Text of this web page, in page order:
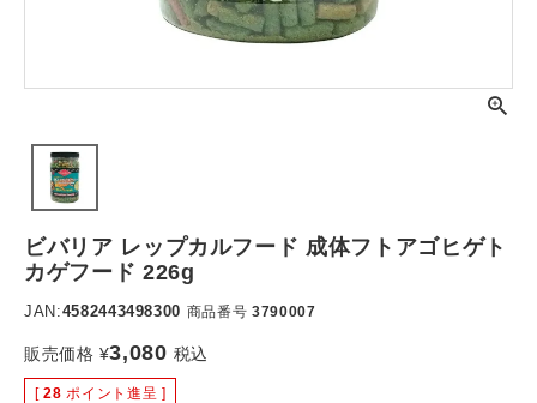
ビバリア レップカルフード 成体フトアゴヒゲト
カゲフード 226g
JAN:4582443498300 商品番号 3790007
販売価格 ¥3,080 税込
[ 28 ポイント進呈 ]